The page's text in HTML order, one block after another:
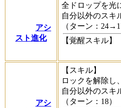
アシ
スト進化
全ドロップを光
自分以外のスキ
（ターン：
【覚醒スキル】
アシ
【スキル】
ロックを解除し
自分以外のスキ
（ターン：18）